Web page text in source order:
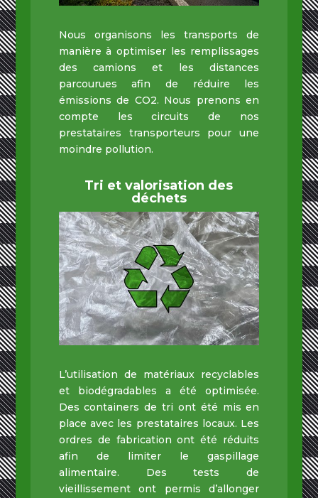
Nous organisons les transports de
manière à optimiser les remplissages
des camions et les distances
parcourues afin de réduire les
émissions de CO2. Nous prenons en
compte les circuits de nos
prestataires transporteurs pour une
moindre pollution.
Tri et valorisation des
déchets
L’utilisation de matériaux recyclables
et biodégradables a été optimisée.
Des containers de tri ont été mis en
place avec les prestataires locaux. Les
ordres de fabrication ont été réduits
afin de limiter le gaspillage
alimentaire. Des tests de
vieillissement ont permis d’allonger